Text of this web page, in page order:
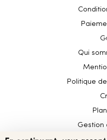
Qui
Politique
Gestion